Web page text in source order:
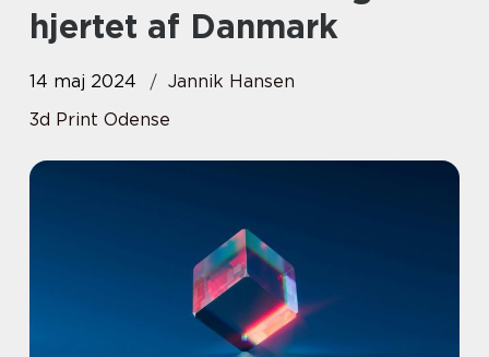
hjertet af Danmark
14 maj 2024
Jannik Hansen
3d Print Odense